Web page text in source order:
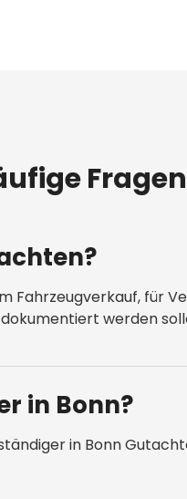
Fragen
Fahrzeugverkauf, für
werden
in Bonn?
in Bonn